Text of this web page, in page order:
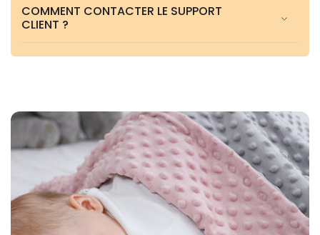
COMMENT CONTACTER LE SUPPORT
CLIENT ?